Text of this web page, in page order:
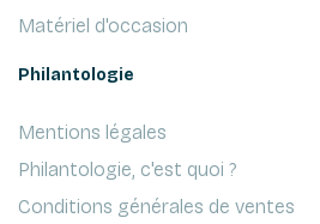
Matériel d'occasion
Philantologie
Mentions légales
Philantologie, c'est quoi ?
Conditions générales de ventes